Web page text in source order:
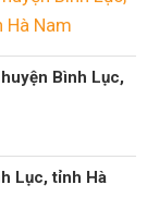
Bình Lục,
Lục, tỉnh Hà